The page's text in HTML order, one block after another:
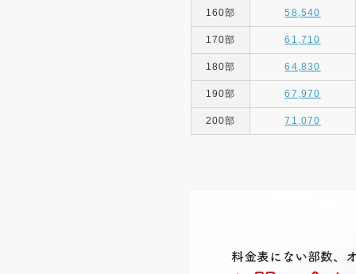
160部 58,540
170部 61,710
180部 64,830
190部 67,970
200部 71,070